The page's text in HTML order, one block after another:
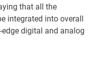
that all the
integrated into overall
digital and analog